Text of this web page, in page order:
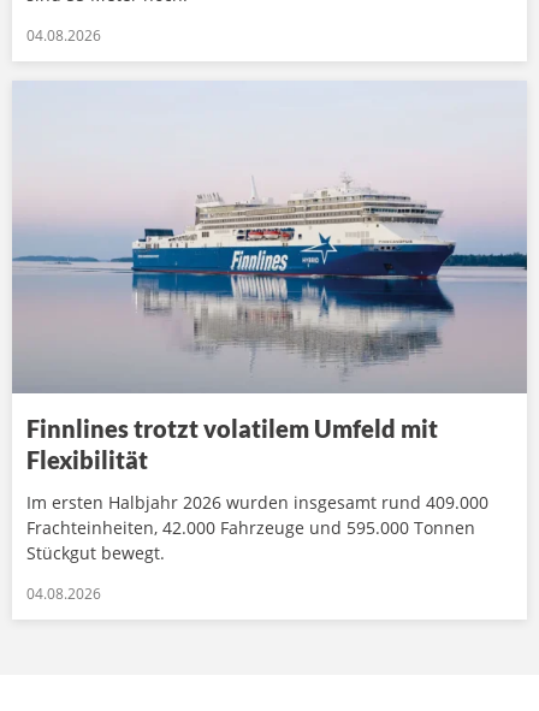
04.08.2026
Finnlines trotzt volatilem Umfeld mit
Flexibilität
Im ersten Halbjahr 2026 wurden insgesamt rund 409.000
Frachteinheiten, 42.000 Fahrzeuge und 595.000 Tonnen
Stückgut bewegt.
04.08.2026